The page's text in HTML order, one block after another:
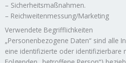
– Sicherheitsmaßnahmen.
– Reichweitenmessung/Marketing
Verwendete Begrifflichkeiten
„Personenbezogene Daten“ sind alle
eine identifizierte oder identifizierbare